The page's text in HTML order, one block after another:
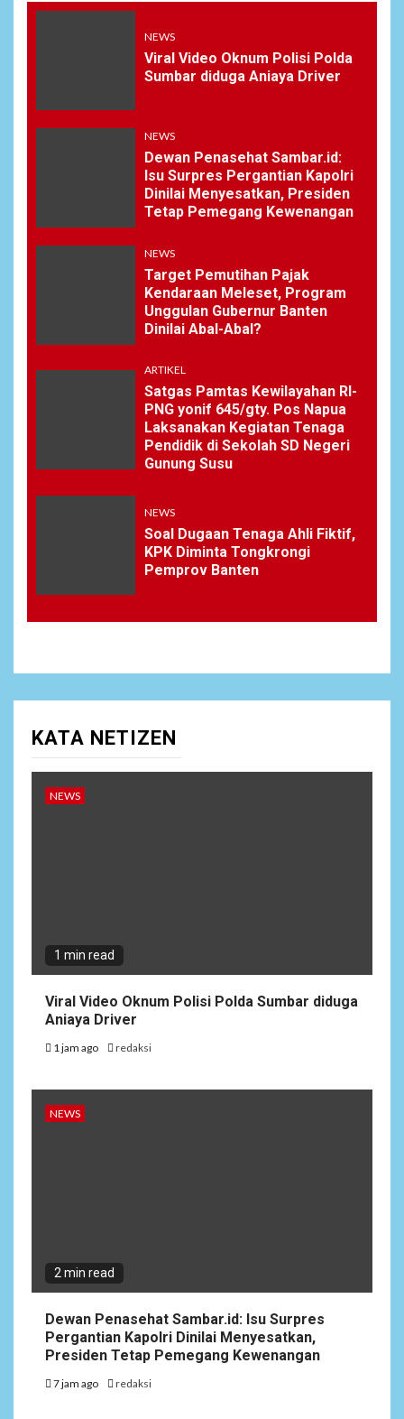
NEWS
Viral Video Oknum Polisi Polda
Sumbar diduga Aniaya Driver
NEWS
Dewan Penasehat Sambar.id:
Isu Surpres Pergantian Kapolri
Dinilai Menyesatkan, Presiden
Tetap Pemegang Kewenangan
NEWS
Target Pemutihan Pajak
Kendaraan Meleset, Program
Unggulan Gubernur Banten
Dinilai Abal-Abal?
ARTIKEL
Satgas Pamtas Kewilayahan RI-
PNG yonif 645/gty. Pos Napua
Laksanakan Kegiatan Tenaga
Pendidik di Sekolah SD Negeri
Gunung Susu
NEWS
Soal Dugaan Tenaga Ahli Fiktif,
KPK Diminta Tongkrongi
Pemprov Banten
KATA NETIZEN
NEWS
1 min read
Viral Video Oknum Polisi Polda Sumbar diduga
Aniaya Driver
1 jam ago redaksi
NEWS
2 min read
Dewan Penasehat Sambar.id: Isu Surpres
Pergantian Kapolri Dinilai Menyesatkan,
Presiden Tetap Pemegang Kewenangan
7 jam ago redaksi